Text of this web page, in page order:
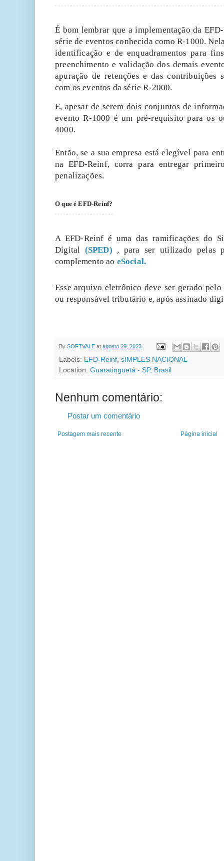
É bom lembrar que a implementação da
série de eventos conhecida como R-1000.
identificação e de enquadramentos para
preenchimento e validação dos demais
apuração de retenções e das contribuições
com os eventos da série R-2000.
E, apesar de serem dois conjuntos de
evento R-1000 é um pré-requisito para os
4000.
Então, se a sua empresa está elegível para
na EFD-Reinf, corra para entregar
penalizações.
O que é EFD-Reinf?
A EFD-Reinf é uma das ramificações do
Digital (SPED) , para ser utilizado pelas
complemento ao eSocial.
Esse arquivo eletrônico deve ser gerado
ou responsável tributário e, após assinado
By SOFTVALE at agosto 29, 2023
Labels: EFD-Reinf, sIMPLES NACIONAL
Location: Guaratinguetá - SP, Brasil
Nenhum comentário:
Postar um comentário
Postagem mais recente Página inicial